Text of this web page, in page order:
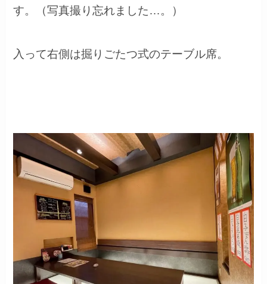
す。（写真撮り忘れました…。）
入って右側は掘りごたつ式のテーブル席。